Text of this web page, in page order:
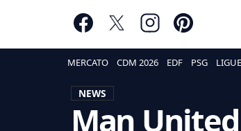
MERCATO CDM 2026 EDF PSG
NEWS
Man